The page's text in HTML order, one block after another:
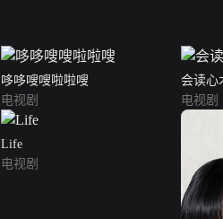
哆哆嗖嗖啦啦嗖
电视剧
会读心
电视剧
Life
电视剧